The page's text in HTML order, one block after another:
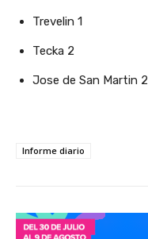
Trevelin 1
Tecka 2
Jose de San Martin 2
Informe diario